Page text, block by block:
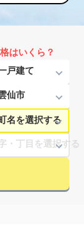
はいくら？